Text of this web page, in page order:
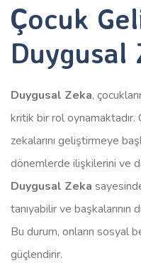
Çocuk
Duygusal
Duygusal Zeka,
kritik bir rol oynamaktadır.
zekalarını geliştirmeye
dönemlerde ilişkilerini ve
Duygusal Zeka
tanıyabilir ve başkalarının
Bu durum, onların sosyal
güçlendirir.